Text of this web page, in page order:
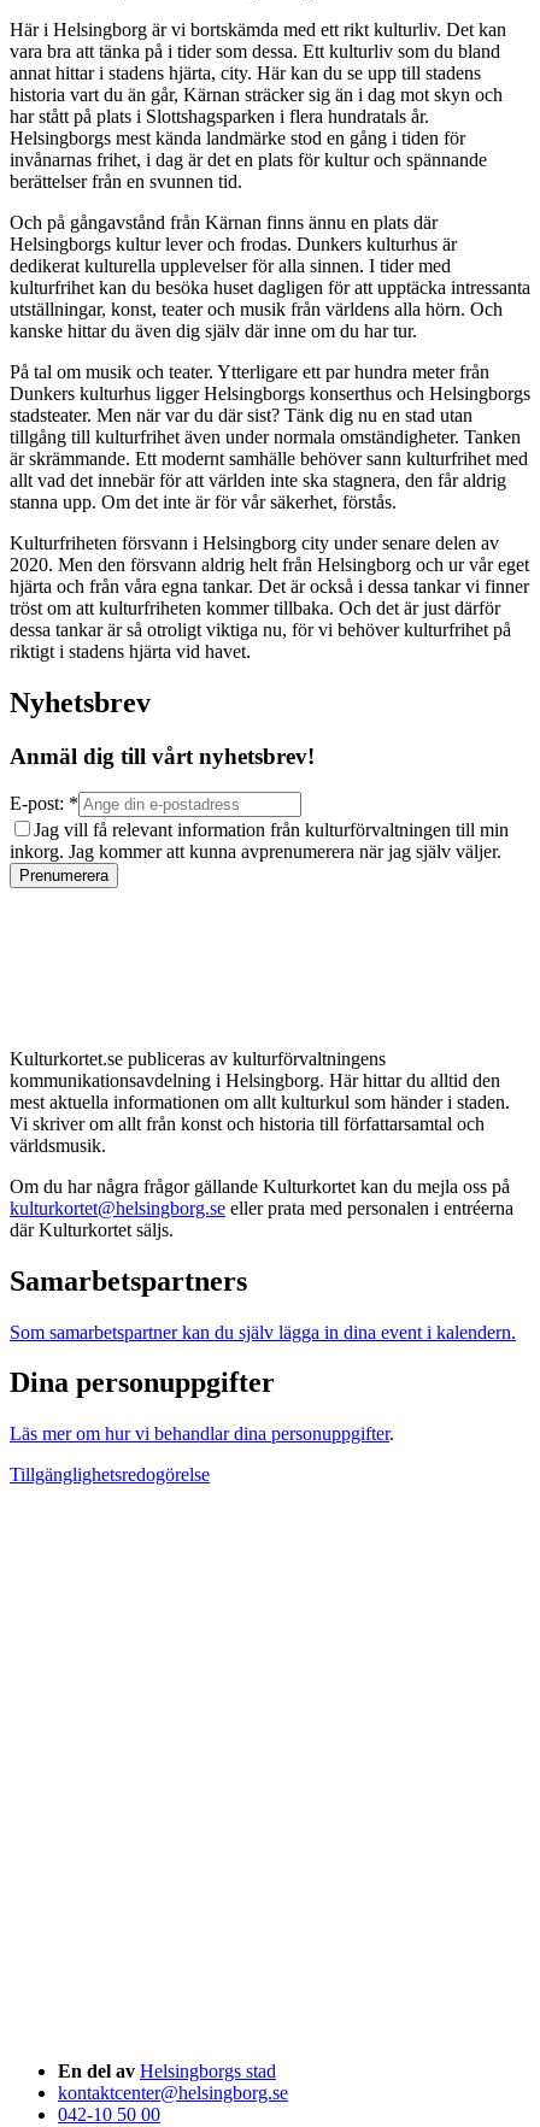
Här i Helsingborg är vi bortskämda med ett rikt kulturliv. Det kan
vara bra att tänka på i tider som dessa. Ett kulturliv som du bland
annat hittar i stadens hjärta, city. Här kan du se upp till stadens
historia vart du än går, Kärnan sträcker sig än i dag mot skyn och
har stått på plats i Slottshagsparken i flera hundratals år.
Helsingborgs mest kända landmärke stod en gång i tiden för
invånarnas frihet, i dag är det en plats för kultur och spännande
berättelser från en svunnen tid.
Och på gångavstånd från Kärnan finns ännu en plats där
Helsingborgs kultur lever och frodas. Dunkers kulturhus är
dedikerat kulturella upplevelser för alla sinnen. I tider med
kulturfrihet kan du besöka huset dagligen för att upptäcka intressanta
utställningar, konst, teater och musik från världens alla hörn. Och
kanske hittar du även dig själv där inne om du har tur.
På tal om musik och teater. Ytterligare ett par hundra meter från
Dunkers kulturhus ligger Helsingborgs konserthus och Helsingborgs
stadsteater. Men när var du där sist? Tänk dig nu en stad utan
tillgång till kulturfrihet även under normala omständigheter. Tanken
är skrämmande. Ett modernt samhälle behöver sann kulturfrihet med
allt vad det innebär för att världen inte ska stagnera, den får aldrig
stanna upp. Om det inte är för vår säkerhet, förstås.
Kulturfriheten försvann i Helsingborg city under senare delen av
2020. Men den försvann aldrig helt från Helsingborg och ur vår eget
hjärta och från våra egna tankar. Det är också i dessa tankar vi finner
tröst om att kulturfriheten kommer tillbaka. Och det är just därför
dessa tankar är så otroligt viktiga nu, för vi behöver kulturfrihet på
riktigt i stadens hjärta vid havet.
Nyhetsbrev
Anmäl dig till vårt nyhetsbrev!
E-post: *
Jag vill få relevant information från kulturförvaltningen till min
inkorg. Jag kommer att kunna avprenumerera när jag själv väljer.
Prenumerera
Kulturkortet.se publiceras av kulturförvaltningens
kommunikationsavdelning i Helsingborg. Här hittar du alltid den
mest aktuella informationen om allt kulturkul som händer i staden.
Vi skriver om allt från konst och historia till författarsamtal och
världsmusik.
Om du har några frågor gällande Kulturkortet kan du mejla oss på
kulturkortet@helsingborg.se eller prata med personalen i entréerna
där Kulturkortet säljs.
Samarbetspartners
Som samarbetspartner kan du själv lägga in dina event i kalendern.
Dina personuppgifter
Läs mer om hur vi behandlar dina personuppgifter.
Tillgänglighetsredogörelse
En del av Helsingborgs stad
kontaktcenter@helsingborg.se
042-10 50 00